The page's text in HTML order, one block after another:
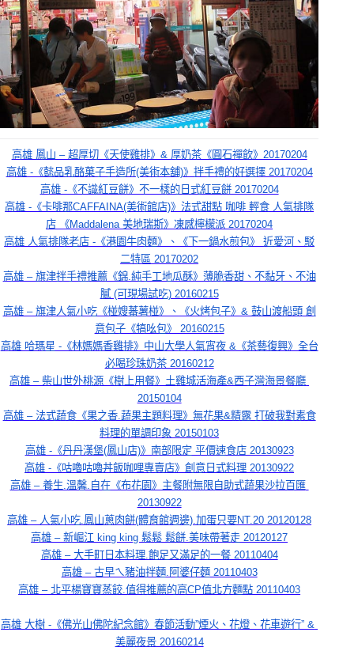
高雄 鳳山 – 超厚切《天使雞排》& 厚奶茶《圓石禪飲》20170204
高雄 -《懿品乳酪菓子手造所(美術本舖)》拌手禮的好選擇 20170204
高雄 -《不識紅豆餅》不一樣的日式紅豆餅 20170204
高雄 -《卡啡那CAFFAINA(美術館店)》法式甜點 咖啡 輕食 人氣排隊
店 《Maddalena 美地瑞斯》凍感檸檬派 20170204
高雄 人氣排隊老店 -《港園牛肉麵》、《下一鍋水煎包》 近愛河、駁
二特區 20170202
高雄 – 旗津拌手禮推薦《錦.純手工地瓜酥》薄脆香甜、不黏牙、不油
膩 (可現場試吃) 20160215
高雄 – 旗津人氣小吃《椪嫂蕃薯椪》、《火烤包子》& 鼓山渡船頭 創
意包子《犒吆包》 20160215
高雄 哈瑪星 -《林媽媽香雞排》中山大學人氣宵夜 &《茶藝復興》全台
必喝珍珠奶茶 20160212
高雄 – 柴山世外桃源《樹上用餐》土雞城活海產&西子灣海景餐廳
20150104
高雄 – 法式蔬食《果之香.蔬果主題料理》無花果&精露 打破我對素食
料理的單調印象 20150103
高雄 -《丹丹漢堡(鳳山店)》南部限定 平價速食店 20130923
高雄 -《咕嚕咕嚕丼飯咖哩專賣店》創意日式料理 20130922
高雄 – 養生.溫馨.自在《布花園》主餐附無限自助式蔬果沙拉百匯
20130922
高雄 – 人氣小吃.鳳山蔥肉餅(體育館週邊).加蛋只要NT.20 20120128
高雄 – 新崛江 king king 鬆鬆 鬆餅.美味帶著走 20120127
高雄 – 大手町日本料理.飽足又滿足的一餐 20110404
高雄 – 古早ㄟ豬油拌麵.阿婆仔麵 20110403
高雄 – 北平楊寶寶蒸餃.值得推薦的高CP值北方麵點 20110403
高雄 大樹 -《佛光山佛陀紀念館》春節活動”煙火、花燈、花車遊行” &
美麗夜景 20160214